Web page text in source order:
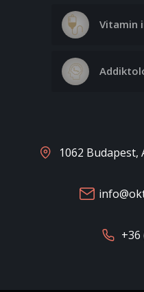
Vitamin
1062 Budapest,
+36